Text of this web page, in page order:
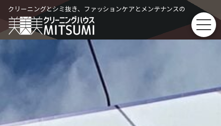
Skip
to
content
クリーニングとシミ抜き、ファッションケアとメンテナンスの